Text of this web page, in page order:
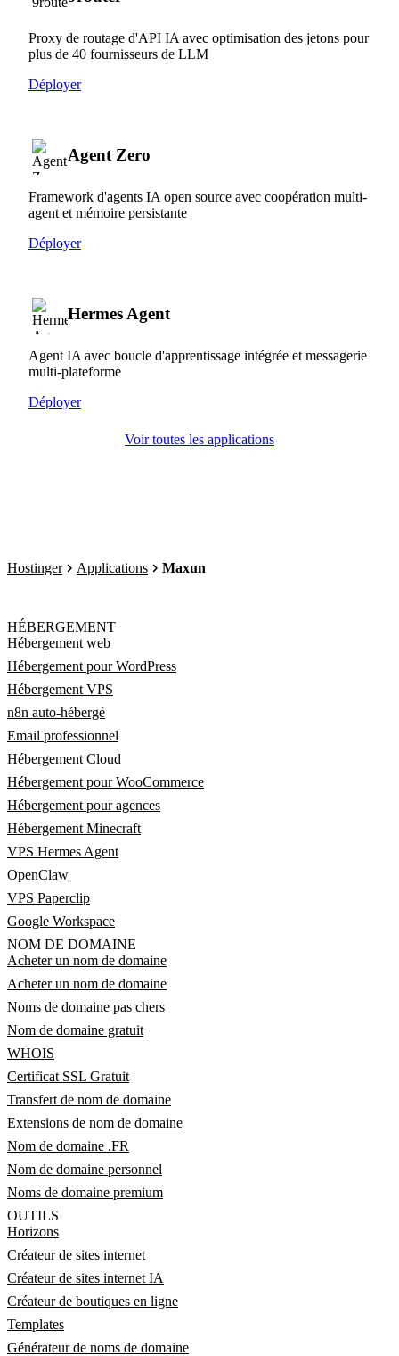
Proxy de routage d'API IA avec optimisation des jetons pour
plus de 40 fournisseurs de LLM
Déployer
Agent Zero
Framework d'agents IA open source avec coopération multi-
agent et mémoire persistante
Déployer
Hermes Agent
Agent IA avec boucle d'apprentissage intégrée et messagerie
multi-plateforme
Déployer
Voir toutes les applications
Hostinger Applications Maxun
HÉBERGEMENT
Hébergement web
Hébergement pour WordPress
Hébergement VPS
n8n auto-hébergé
Email professionnel
Hébergement Cloud
Hébergement pour WooCommerce
Hébergement pour agences
Hébergement Minecraft
VPS Hermes Agent
OpenClaw
VPS Paperclip
Google Workspace
NOM DE DOMAINE
Acheter un nom de domaine
Acheter un nom de domaine
Noms de domaine pas chers
Nom de domaine gratuit
WHOIS
Certificat SSL Gratuit
Transfert de nom de domaine
Extensions de nom de domaine
Nom de domaine .FR
Nom de domaine personnel
Noms de domaine premium
OUTILS
Horizons
Créateur de sites internet
Créateur de sites internet IA
Créateur de boutiques en ligne
Templates
Générateur de noms de domaine